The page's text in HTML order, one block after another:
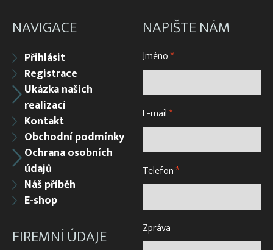
NAVIGACE
Přihlásit
Registrace
Ukázka našich
realizací
Kontakt
Obchodní podmínky
Ochrana osobních
údajů
Náš příběh
E-shop
FIREMNÍ ÚDAJE
NAPIŠTE NÁM
Jméno*
E-mail*
Telefon*
Zpráva